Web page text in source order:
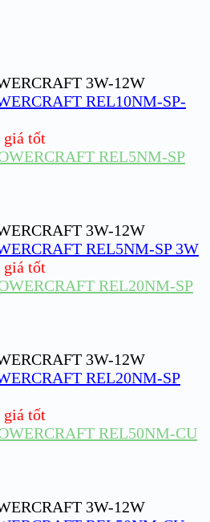
3W-12W
REL10NM-SP-
giá tốt
3W-12W
REL5NM-SP 3W
giá tốt
3W-12W
REL20NM-SP
giá tốt
3W-12W